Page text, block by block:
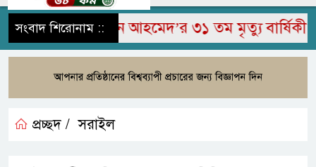
সংবাদ শিরোনাম ::
জামির উদ্দিন আহমেদ’র ৩১ তম মৃত্যু বার্ষিকী
প্রচ্ছদ / সরাইল